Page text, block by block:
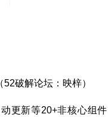
破解论坛：映梓）
更新等20+非核心组